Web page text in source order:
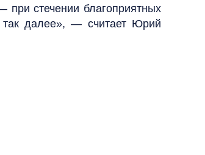
при стечении благоприятных
так далее», — считает Юрий